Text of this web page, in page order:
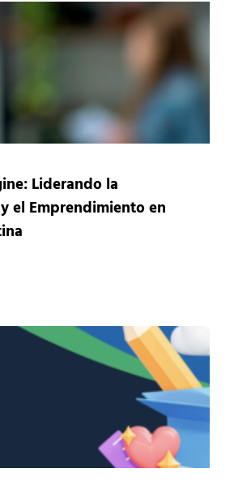
Liderando la
el Emprendimiento en